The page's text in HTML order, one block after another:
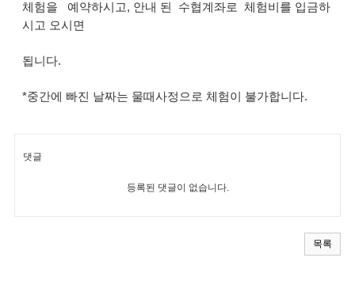
체험을 예약하시고, 안내 된 수협계좌로 체험비를 입금하
시고 오시면
됩니다.
*중간에 빠진 날짜는 물때사정으로 체험이 불가합니다.
댓글
등록된 댓글이 없습니다.
목록